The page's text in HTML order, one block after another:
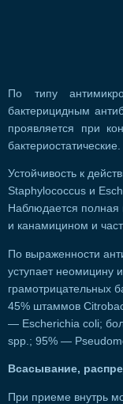
По типу
бактерицидным
проявляется при
бактериостатические.
Устойчивость к
Staphylococcus и
Наблюдается полная
и канамицином и
По выраженности
уступает неомицину
грамотрицательных
45% штаммов
— Escherichia coli;
spp.; 95% —
Всасывание,
При приеме внутрь